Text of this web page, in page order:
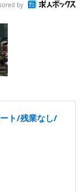
by
ト/残業なし/